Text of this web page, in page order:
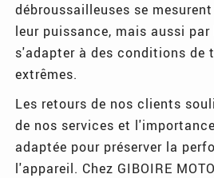
débroussailleuses se
leur puissance, mais aussi
s'adapter à des conditions de
extrêmes.
Les retours de nos clients
de nos services et
adaptée pour préserver la
l'appareil. Chez GIBOIRE